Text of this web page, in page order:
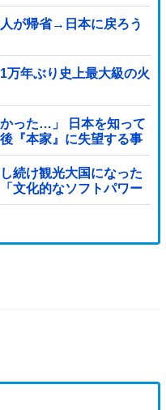
が帰省→日本に戻ろう
万年ぶり史上最大級の火
った…」 日本を知って
『本家』に失望する事
続け観光大国になった
文化的なソフトパワー